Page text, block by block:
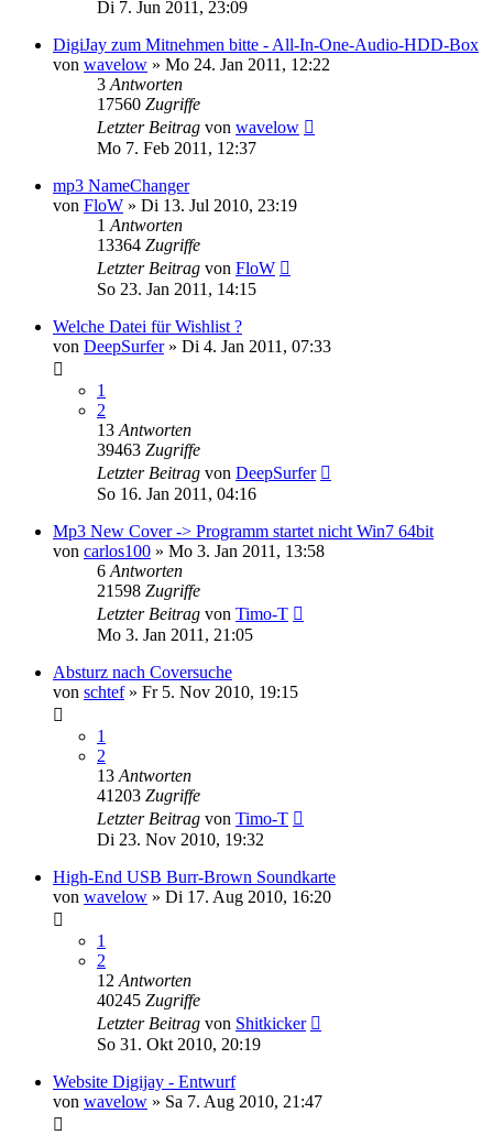
Di 7. Jun 2011, 23:09
DigiJay zum Mitnehmen bitte - All-In-One-Audio-HDD-Box
von wavelow » Mo 24. Jan 2011, 12:22
3 Antworten
17560 Zugriffe
Letzter Beitrag von wavelow
Mo 7. Feb 2011, 12:37
mp3 NameChanger
von FloW » Di 13. Jul 2010, 23:19
1 Antworten
13364 Zugriffe
Letzter Beitrag von FloW
So 23. Jan 2011, 14:15
Welche Datei für Wishlist ?
von DeepSurfer» Di 4. Jan 2011, 07:33
1
2
13 Antworten
39463 Zugriffe
Letzter Beitrag von DeepSurfer
So 16. Jan 2011, 04:16
Mp3 New Cover -> Programm startet nicht Win7 64bit
von carlos100 » Mo 3. Jan 2011, 13:58
6 Antworten
21598 Zugriffe
Letzter Beitrag von Timo-T
Mo 3. Jan 2011, 21:05
Absturz nach Coversuche
von schtef» Fr 5. Nov 2010, 19:15
1
2
13 Antworten
41203 Zugriffe
Letzter Beitrag von Timo-T
Di 23. Nov 2010, 19:32
High-End USB Burr-Brown Soundkarte
von wavelow » Di 17. Aug 2010, 16:20
1
2
12 Antworten
40245 Zugriffe
Letzter Beitrag von Shitkicker
So 31. Okt 2010, 20:19
Website Digijay - Entwurf
von wavelow » Sa 7. Aug 2010, 21:47